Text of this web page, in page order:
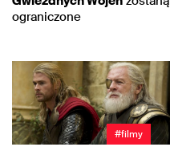
ograniczone
#filmy